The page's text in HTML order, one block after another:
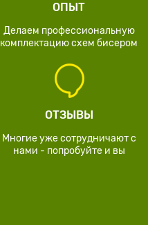
ОПЫТ
Делаем профессиональную
комплектацию схем бисером
ОТЗЫВЫ
Многие уже сотрудничают с
нами - попробуйте и вы